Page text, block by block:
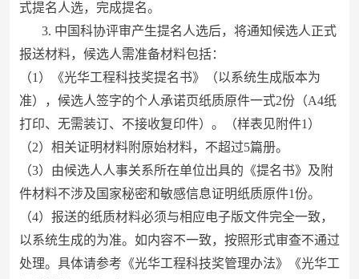
式提名人选，完成提名。
3. 中国科协评审产生提名人选后，将通知候选人正式
报送材料，候选人需准备材料包括：
（1）《光华工程科技奖提名书》（以系统生成版本为
准），候选人签字的个人承诺页纸质原件一式2份（A4纸
打印、无需装订、不接收复印件）。（样表见附件1）
（2）相关证明材料附原始材料，不超过5篇册。
（3）由候选人人事关系所在单位出具的《提名书》及附
件材料不涉及国家秘密和敏感信息证明纸质原件1份。
（4）报送的纸质材料必须与相应电子版文件完全一致，
以系统生成的为准。如内容不一致，按照形式审查不通过
处理。具体请参考《光华工程科技奖管理办法》《光华工